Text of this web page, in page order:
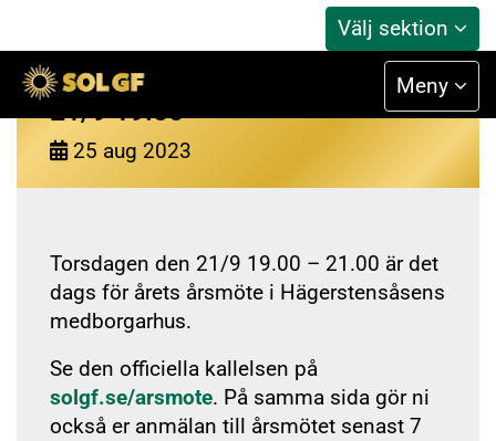
Välj sektion
Meny
Årsmötet 2023 – Torsdagen den
21/9 19.00
25 aug 2023
Torsdagen den 21/9 19.00 – 21.00 är det
dags för årets årsmöte i Hägerstensåsens
medborgarhus.
Se den officiella kallelsen på
solgf.se/arsmote. På samma sida gör ni
också er anmälan till årsmötet senast 7